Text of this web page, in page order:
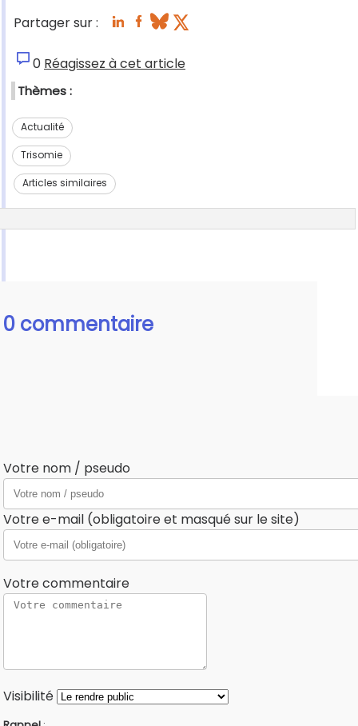
Partager sur :
0 Réagissez à cet article
Thèmes :
Actualité
Trisomie
Articles similaires
0 commentaire
Votre nom / pseudo
Votre e-mail (obligatoire et masqué sur le site)
Votre commentaire
Visibilité